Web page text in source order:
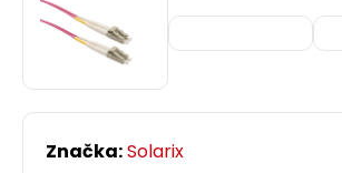
Značka:Solarix